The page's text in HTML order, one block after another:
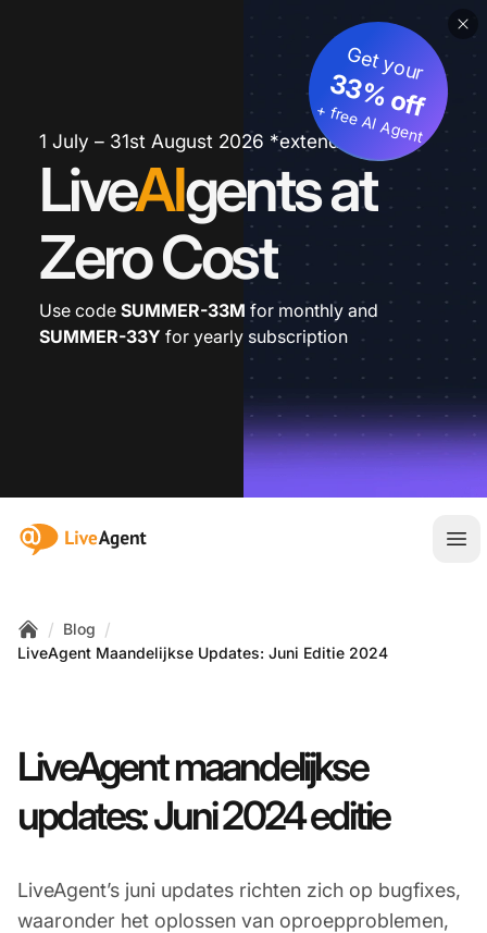
1 July – 31st August 2026 *extended
LiveAIgents at
Zero Cost
Get your
33% off
+ free AI Agent
Use code SUMMER-33M for monthly and
SUMMER-33Y for yearly subscription
:site.title
Home
/ Blog /
LiveAgent Maandelijkse Updates: Juni Editie 2024
LiveAgent maandelijkse
updates: Juni 2024 editie
LiveAgent’s juni updates richten zich op bugfixes,
waaronder het oplossen van oproepproblemen,